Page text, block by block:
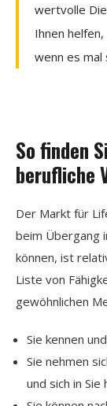
wertvolle
Ihnen
wenn es mal
So finden
berufliche
Der Markt für
beim Übergang
können, ist
Liste von
gewöhnlichen
Sie kennen
Sie nehmen
und sich in